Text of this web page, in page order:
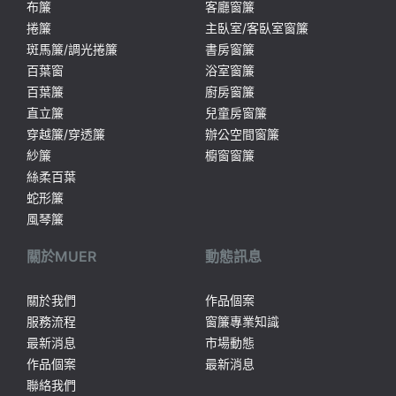
布簾
捲簾
斑馬簾/調光捲簾
百葉窗
百葉簾
直立簾
穿越簾/穿透簾
紗簾
絲柔百葉
蛇形簾
風琴簾
客廳窗簾
主臥室/客臥室窗簾
書房窗簾
浴室窗簾
廚房窗簾
兒童房窗簾
辦公空間窗簾
櫥窗窗簾
關於MUER
關於我們
服務流程
最新消息
作品個案
聯絡我們
動態訊息
作品個案
窗簾專業知識
市場動態
最新消息